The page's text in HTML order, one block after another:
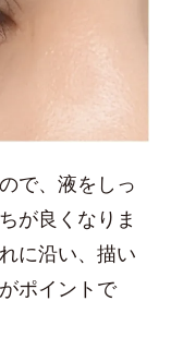
で、液をしっ
が良くなりま
に沿い、描い
ポイントで